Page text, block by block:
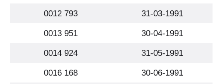
0012 793 31-03-1991
0013 951 30-04-1991
0014 924 31-05-1991
0016 168 30-06-1991